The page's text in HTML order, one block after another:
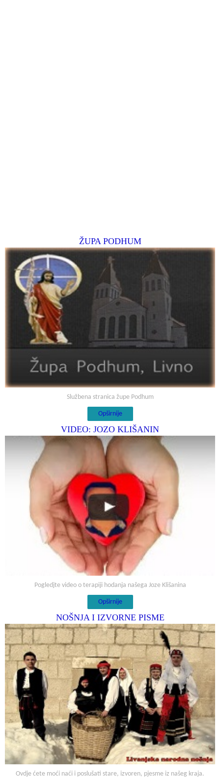
ŽUPA PODHUM
Službena stranica župe Podhum
Opširnije
VIDEO: JOZO KLIŠANIN
Pogledjte video o terapiji hodanja našega Joze Klišanina
Opširnije
NOŠNJA I IZVORNE PISME
Ovdje ćete moći naći i poslušati stare, izvoren, pjesme iz našeg kraja.